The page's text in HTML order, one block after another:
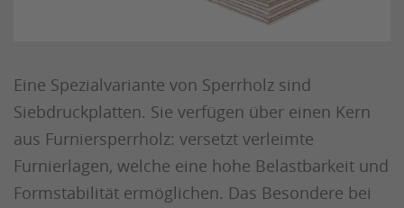
Eine Spezialvariante von Sperrholz sind
Siebdruckplatten. Sie verfügen über einen Kern
aus Furniersperrholz: versetzt verleimte
Furnierlagen, welche eine hohe Belastbarkeit und
Formstabilität ermöglichen. Das Besondere bei